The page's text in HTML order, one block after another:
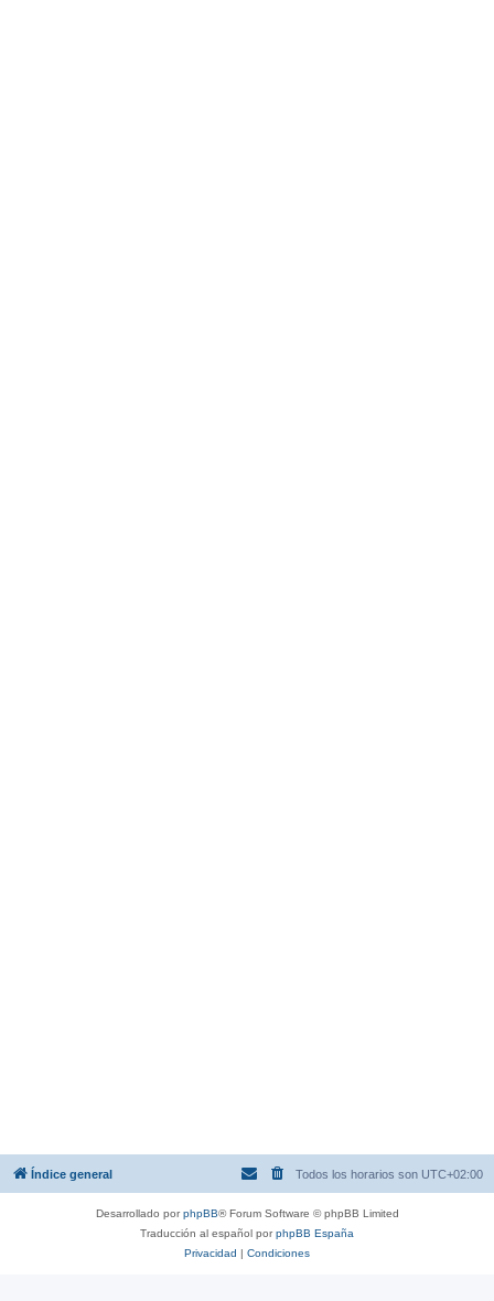
Índice general Todos los horarios son UTC+02:00
Desarrollado porphpBB® Forum Software © phpBB Limited
Traducción al español porphpBB España
Privacidad | Condiciones